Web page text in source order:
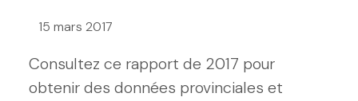
15 mars 2017
Consultez ce rapport de 2017 pour
obtenir des données provinciales et